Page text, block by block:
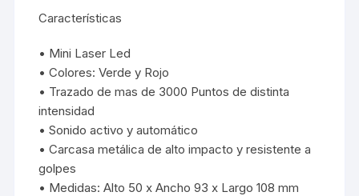
Características
• Mini Laser Led
• Colores: Verde y Rojo
• Trazado de mas de 3000 Puntos de distinta
intensidad
• Sonido activo y automático
• Carcasa metálica de alto impacto y resistente a
golpes
• Medidas: Alto 50 x Ancho 93 x Largo 108 mm